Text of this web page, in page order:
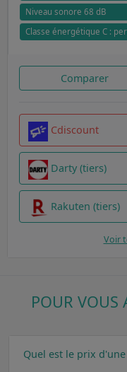
Niveau sonore 68 dB
Classe énergétique C :
Comparer
Cdiscount
Darty (tiers)
Rakuten (tiers)
Voir
POUR VOUS
Quel est le prix